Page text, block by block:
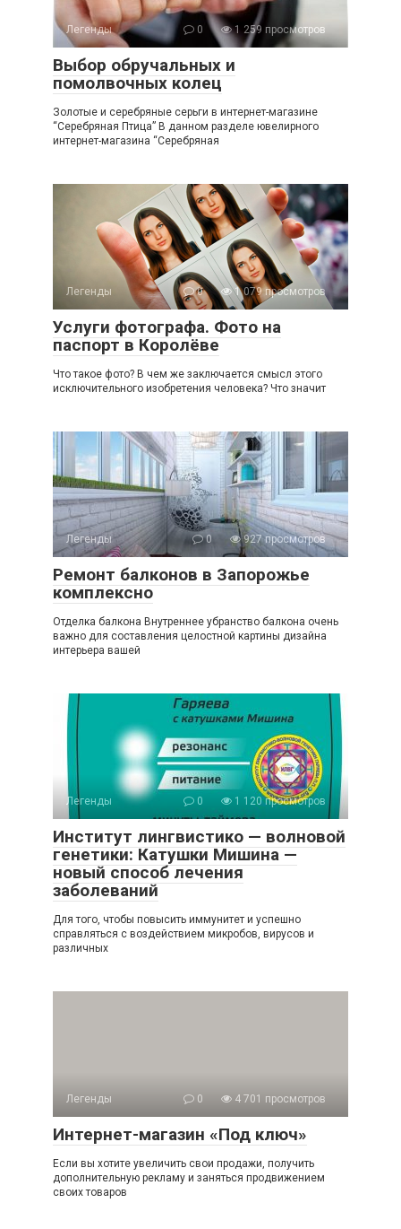
Легенды 0 1 259 просмотров
Выбор обручальных и
помолвочных колец
Золотые и серебряные серьги в интернет-магазине
“Серебряная Птица” В данном разделе ювелирного
интернет-магазина “Серебряная
Легенды 0 1 079 просмотров
Услуги фотографа. Фото на
паспорт в Королёве
Что такое фото? В чем же заключается смысл этого
исключительного изобретения человека? Что значит
Легенды 0 927 просмотров
Ремонт балконов в Запорожье
комплексно
Отделка балкона Внутреннее убранство балкона очень
важно для составления целостной картины дизайна
интерьера вашей
Легенды 0 1 120 просмотров
Институт лингвистико — волновой
генетики: Катушки Мишина —
новый способ лечения
заболеваний
Для того, чтобы повысить иммунитет и успешно
справляться с воздействием микробов, вирусов и
различных
Легенды 0 4 701 просмотров
Интернет-магазин «Под ключ»
Если вы хотите увеличить свои продажи, получить
дополнительную рекламу и заняться продвижением
своих товаров